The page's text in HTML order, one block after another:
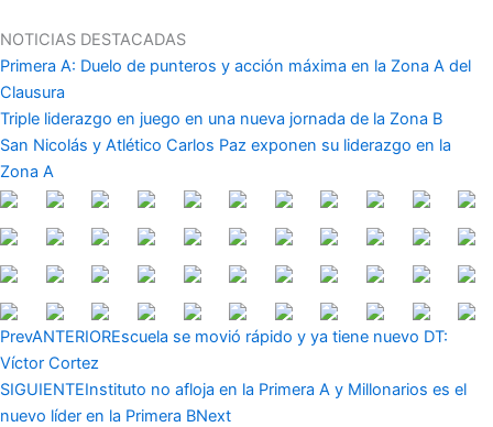
al
contenido
NOTICIAS DESTACADAS
Primera A: Duelo de punteros y acción máxima en la Zona A del
Clausura
Triple liderazgo en juego en una nueva jornada de la Zona B
San Nicolás y Atlético Carlos Paz exponen su liderazgo en la
Zona A
PrevANTERIOREscuela se movió rápido y ya tiene nuevo DT:
Víctor Cortez
SIGUIENTEInstituto no afloja en la Primera A y Millonarios es el
nuevo líder en la Primera BNext